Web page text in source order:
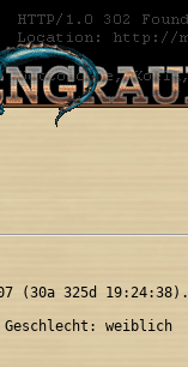
(30a 325d 19:24:38).
weiblich